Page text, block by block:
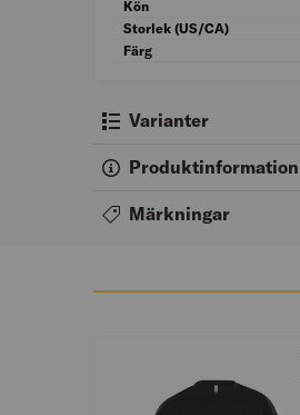
Kön
Storlek (US/CA)
Färg
Varianter
Produktinformation
Märkningar